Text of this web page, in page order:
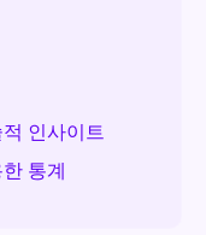
인사이트
통계